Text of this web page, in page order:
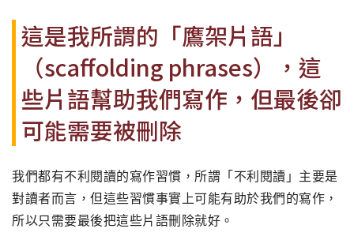
這是我所謂的「鷹架片語」
（scaffolding phrases），這
些片語幫助我們寫作，但最後卻
可能需要被刪除
我們都有不利閱讀的寫作習慣，所謂「不利閱讀」主要是
對讀者而言，但這些習慣事實上可能有助於我們的寫作，
所以只需要最後把這些片語刪除就好。